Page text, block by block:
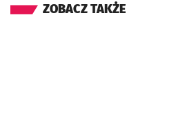
ZOBACZ TAKŻE